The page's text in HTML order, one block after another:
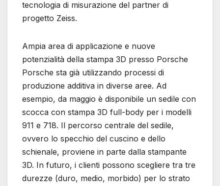
tecnologia di misurazione del partner di
progetto Zeiss.
Ampia area di applicazione e nuove
potenzialità della stampa 3D presso Porsche
Porsche sta già utilizzando processi di
produzione additiva in diverse aree. Ad
esempio, da maggio è disponibile un sedile con
scocca con stampa 3D full-body per i modelli
911 e 718. Il percorso centrale del sedile,
ovvero lo specchio del cuscino e dello
schienale, proviene in parte dalla stampante
3D. In futuro, i clienti possono scegliere tra tre
durezze (duro, medio, morbido) per lo strato